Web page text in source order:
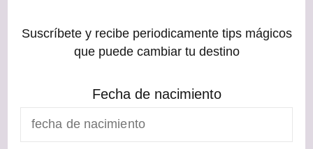
Suscríbete y recibe periodicamente tips mágicos
que puede cambiar tu destino
Fecha de nacimiento